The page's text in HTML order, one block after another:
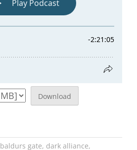
Download
baldurs gate, dark alliance,